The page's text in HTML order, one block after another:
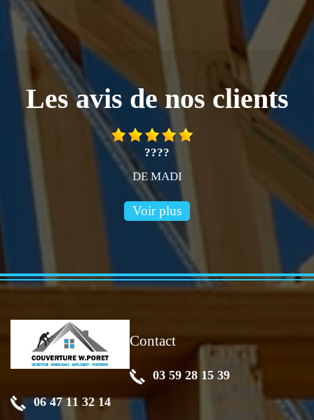
Les avis de nos clients
????
DE MADI
Voir plus
Contact
03 59 28 15 39
06 47 11 32 14